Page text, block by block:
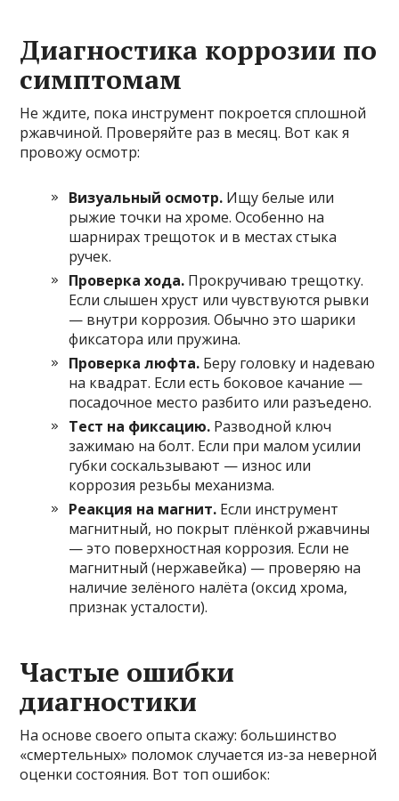
Диагностика коррозии по
симптомам
Не ждите, пока инструмент покроется сплошной
ржавчиной. Проверяйте раз в месяц. Вот как я
провожу осмотр:
Визуальный осмотр. Ищу белые или
рыжие точки на хроме. Особенно на
шарнирах трещоток и в местах стыка
ручек.
Проверка хода. Прокручиваю трещотку.
Если слышен хруст или чувствуются рывки
— внутри коррозия. Обычно это шарики
фиксатора или пружина.
Проверка люфта. Беру головку и надеваю
на квадрат. Если есть боковое качание —
посадочное место разбито или разъедено.
Тест на фиксацию. Разводной ключ
зажимаю на болт. Если при малом усилии
губки соскальзывают — износ или
коррозия резьбы механизма.
Реакция на магнит. Если инструмент
магнитный, но покрыт плёнкой ржавчины
— это поверхностная коррозия. Если не
магнитный (нержавейка) — проверяю на
наличие зелёного налёта (оксид хрома,
признак усталости).
Частые ошибки
диагностики
На основе своего опыта скажу: большинство
«смертельных» поломок случается из-за неверной
оценки состояния. Вот топ ошибок: